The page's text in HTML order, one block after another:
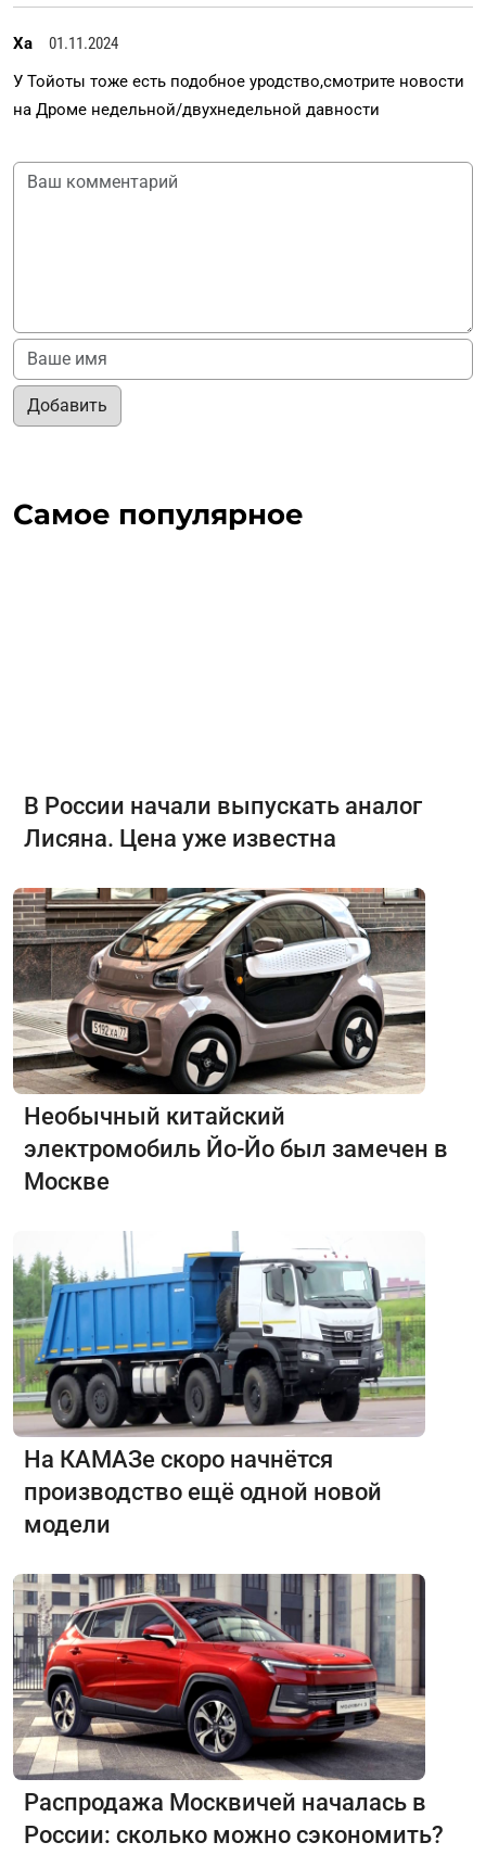
Ха
01.11.2024
У Тойоты тоже есть подобное уродство,смотрите новости
на Дроме недельной/двухнедельной давности
Добавить
Самое популярное
В России начали выпускать аналог
Лисяна. Цена уже известна
Необычный китайский
электромобиль Йо-Йо был замечен в
Москве
На КАМАЗе скоро начнётся
производство ещё одной новой
модели
Распродажа Москвичей началась в
России: сколько можно сэкономить?